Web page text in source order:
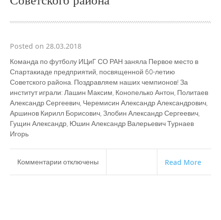
Posted on 28.03.2018
Команда по футболу ИЦиГ СО РАН заняла Первое место в
Спартакиаде предприятий, посвященной 60-летию
Советского района. Поздравляем наших чемпионов! За
институт играли: Лашин Максим, Конопелько Антон, Политаев
Александр Сергеевич, Черемисин Александр Александрович,
Аршинов Кирилл Борисович, Злобин Александр Сергеевич,
Гущин Александр, Юшин Александр Валерьевич Турнаев
Игорь
Комментарии котключены Read More